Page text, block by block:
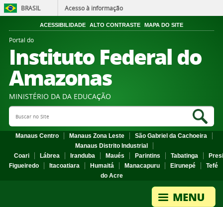
BRASIL Acesso à informação
ACESSIBILIDADE ALTO CONTRASTE MAPA DO SITE
Portal do
Instituto Federal do
Amazonas
MINISTÉRIO DA DA EDUCAÇÃO
Search Site
Manaus Centro Manaus Zona Leste
São Gabriel da Cachoeira
Manaus Distrito Industrial
Coari
Lábrea Iranduba Maués Parintins Tabatinga
Figueiredo
Itacoatiara Humaitá Manacapuru Eirunepé
Tefé
do Acre